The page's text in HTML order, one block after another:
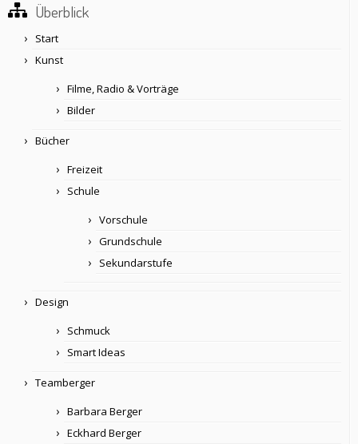
Überblick
Start
Kunst
Filme, Radio & Vorträge
Bilder
Bücher
Freizeit
Schule
Vorschule
Grundschule
Sekundarstufe
Design
Schmuck
Smart Ideas
Teamberger
Barbara Berger
Eckhard Berger